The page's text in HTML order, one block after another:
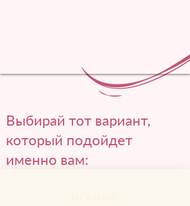
Выбирай тот вариант,
который подойдет
именно вам: